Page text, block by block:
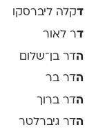
דקלה ליברסקו
דר לאור
הדר בן־שלום
הדר בר
הדר ברוך
הדר גיברלטר